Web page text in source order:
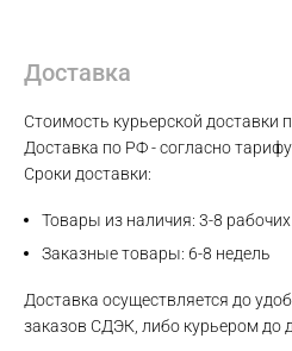
Доставка
Стоимость курьерской доставки
Доставка по РФ - согласно
Сроки доставки:
Товары из наличия: 3-8
Заказные товары: 6-8 недель
Доставка осуществляется до
заказов СДЭК, либо курьером до